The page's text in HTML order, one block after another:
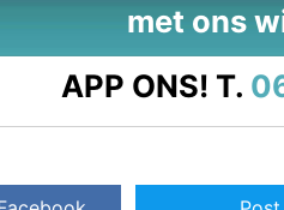
met ons
APP ONS! T.